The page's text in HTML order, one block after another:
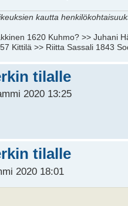
kautta
1620 Kuhmo? >> Juhani
Kittilä >> Riitta Sassali 1843
tilalle
2020 13:25
tilalle
2020 18:01